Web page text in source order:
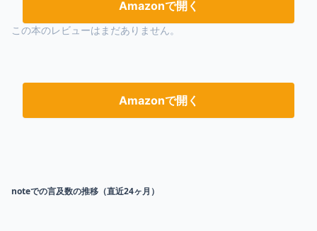
Amazonで開く
この本のレビューはまだありません。
Amazonで開く
noteでの言及数の推移（直近24ヶ月）